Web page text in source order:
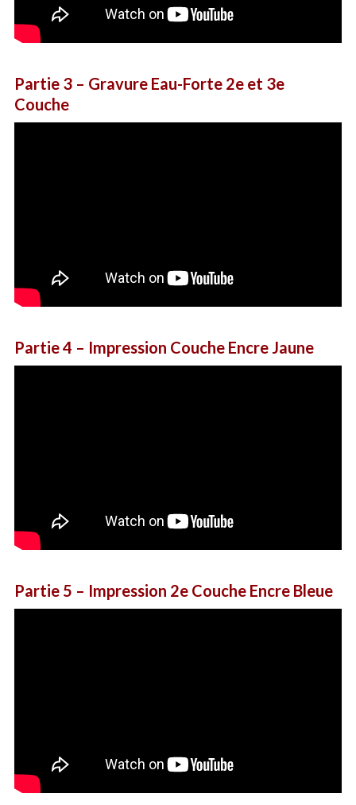
Partie 3 – Gravure Eau-Forte 2e et 3e
Couche
Partie 4 – Impression Couche Encre Jaune
Partie 5 – Impression 2e Couche Encre Bleue